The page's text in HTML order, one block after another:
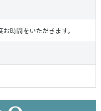
時間をいただきます。